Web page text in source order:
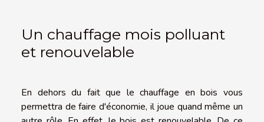
Un chauffage mois polluant
et renouvelable
En dehors du fait que le chauffage en bois vous
permettra de faire d'économie, il joue quand même un